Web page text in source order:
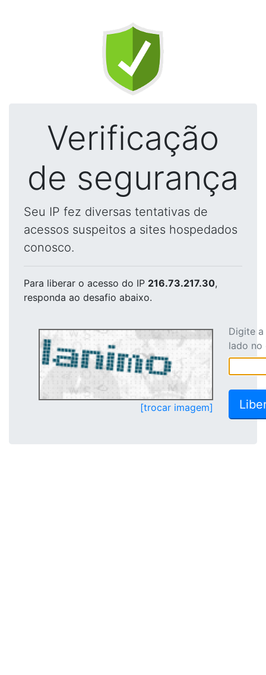
Verificação
de segurança
Seu IP fez diversas tentativas de
acessos suspeitos a sites hospedados
conosco.
Para liberar o acesso do IP 216.73.217.30,
responda ao desafio abaixo.
[trocar imagem]
Digite
lado no